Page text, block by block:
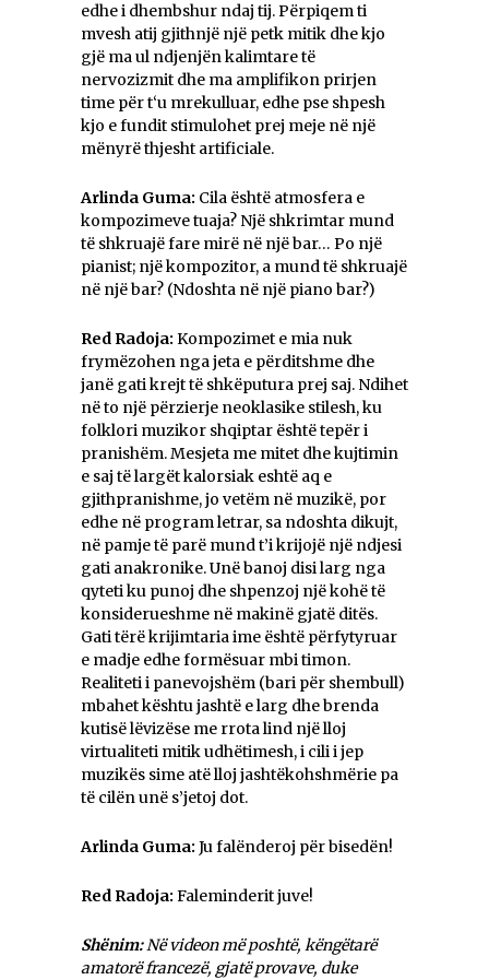
edhe i dhembshur ndaj tij. Përpiqem ti
mvesh atij gjithnjë një petk mitik dhe kjo
gjë ma ul ndjenjën kalimtare të
nervozizmit dhe ma amplifikon prirjen
time për t‘u mrekulluar, edhe pse shpesh
kjo e fundit stimulohet prej meje në një
mënyrë thjesht artificiale.
Arlinda Guma: Cila është atmosfera e
kompozimeve tuaja? Një shkrimtar mund
të shkruajë fare mirë në një bar… Po një
pianist; një kompozitor, a mund të shkruajë
në një bar? (Ndoshta në një piano bar?)
Red Radoja: Kompozimet e mia nuk
frymëzohen nga jeta e përditshme dhe
janë gati krejt të shkëputura prej saj. Ndihet
në to një përzierje neoklasike stilesh, ku
folklori muzikor shqiptar është tepër i
pranishëm. Mesjeta me mitet dhe kujtimin
e saj të largët kalorsiak eshtë aq e
gjithpranishme, jo vetëm në muzikë, por
edhe në program letrar, sa ndoshta dikujt,
në pamje të parë mund t’i krijojë një ndjesi
gati anakronike. Unë banoj disi larg nga
qyteti ku punoj dhe shpenzoj një kohë të
konsiderueshme në makinë gjatë ditës.
Gati tërë krijimtaria ime është përfytyruar
e madje edhe formësuar mbi timon.
Realiteti i panevojshëm (bari për shembull)
mbahet kështu jashtë e larg dhe brenda
kutisë lëvizëse me rrota lind një lloj
virtualiteti mitik udhëtimesh, i cili i jep
muzikës sime atë lloj jashtëkohshmërie pa
të cilën unë s’jetoj dot.
Arlinda Guma: Ju falënderoj për bisedën!
Red Radoja: Faleminderit juve!
Shënim:Në videon më poshtë, këngëtarë
amatorë francezë, gjatë provave, duke